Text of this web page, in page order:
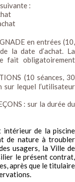
:
en entrées (10,
la date d’achat. La
fait obligatoirement
(10 séances, 30
sur lequel l’utilisateur
: sur la durée du
intérieur de la piscine
de nature à troubler
usagers, la Ville de
le présent contrat,
après que le titulaire